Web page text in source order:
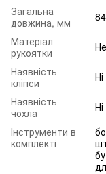
Загальна
довжина, мм
84
Матеріал
рукоятки
Наявність
кліпси
Ні
Наявність
чохла
Ні
Інструменти в
комплекті